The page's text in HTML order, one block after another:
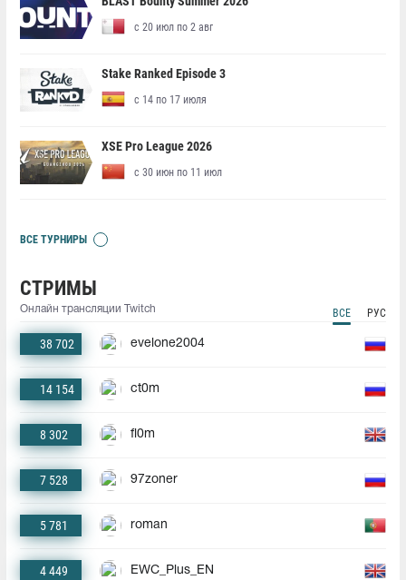
с 20 июл по 2 авг
Stake Ranked Episode 3
с 14 по 17 июля
XSE Pro League 2026
с 30 июн по 11 июл
ВСЕ ТУРНИРЫ
СТРИМЫ
Онлайн трансляции Twitch ВСЕ РУС
38 702 evelone2004
14 154 ct0m
8 302 fl0m
7 528 97zoner
5 781 roman
4 449 EWC_Plus_EN